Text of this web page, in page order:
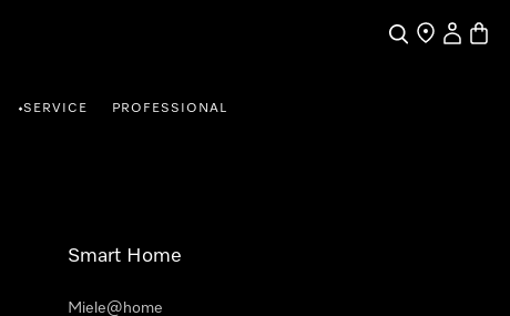
Wat zoek je?
Dealer zoeken
Mijn
•SERVICE PROFESSIONAL
Smart Home
Miele@home